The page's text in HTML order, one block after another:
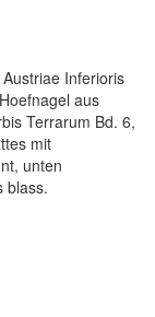
Inferioris
aus
Terrarum Bd. 6,
mit
unten
blass.